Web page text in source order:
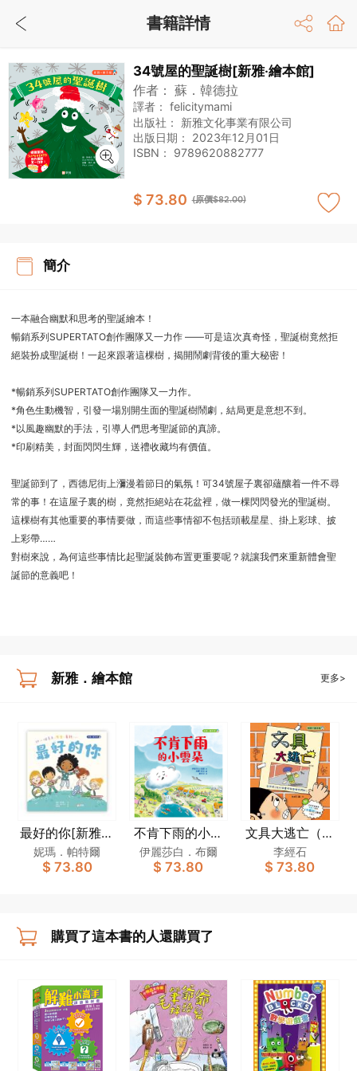
34號屋的聖誕樹[新雅‧繪本館]
作者： 蘇．韓德拉
譯者： felicitymami
出版社： 新雅文化事業有限公司
出版日期： 2023年12月01日
ISBN： 9789620882777
$ 73.80 (原價$82.00)
簡介
一本融合幽默和思考的聖誕繪本！
暢銷系列SUPERTATO創作團隊又一力作 ——可是這次真奇怪，聖誕樹竟然拒
絕裝扮成聖誕樹！一起來跟著這棵樹，揭開鬧劇背後的重大秘密！
*暢銷系列SUPERTATO創作團隊又一力作。
*角色生動機智，引發一場別開生面的聖誕樹鬧劇，結局更是意想不到。
*以風趣幽默的手法，引導人們思考聖誕節的真諦。
*印刷精美，封面閃閃生輝，送禮收藏均有價值。
聖誕節到了，西德尼街上瀰漫着節日的氣氛！可34號屋子裏卻蘊釀着一件不尋
常的事！在這屋子裏的樹，竟然拒絕站在花盆裡，做一棵閃閃發光的聖誕樹。
這棵樹有其他重要的事情要做，而這些事情卻不包括頭載星星、掛上彩球、披
上彩帶……
對樹來說，為何這些事情比起聖誕裝飾布置更重要呢？就讓我們來重新體會聖
誕節的意義吧！
新雅．繪本館 更多>
最好的你[新雅．
繪本館]
妮瑪．帕特爾
$ 73.80
不肯下雨的小雲
朵[新雅．繪本
館]
伊麗莎白．布爾
$ 73.80
文具大逃亡（修
訂版）[新雅‧繪
本館]
李經石
$ 73.80
購買了這本書的人還購買了
書籍詳情